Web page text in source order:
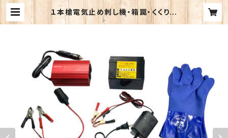
１本槍電気止め刺し機・箱罠・くくり罠
兼用 （新仕様） | 太田製作所